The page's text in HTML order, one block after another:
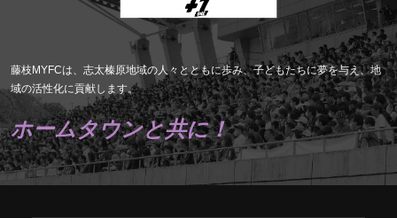
藤枝MYFCは、志太榛原地域の人々とともに歩み、子どもたちに夢を与え、地
域の活性化に貢献します。
ホームタウンと共に！